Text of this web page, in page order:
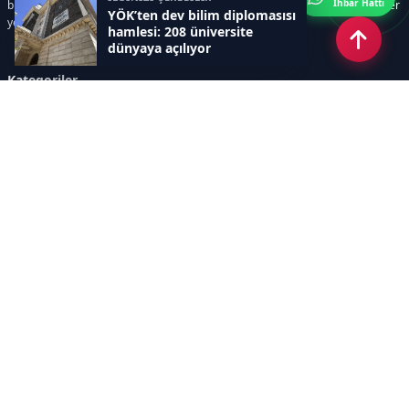
YÖK’ten dev bilim diplomasısı
hamlesi: 208 üniversite
dünyaya açılıyor
bilim ve teknoloji alanındaki yenilikler ile öğrenci yaşamına dair güncel bilgiler
yer alır.
Kategoriler
İhbar Hattı